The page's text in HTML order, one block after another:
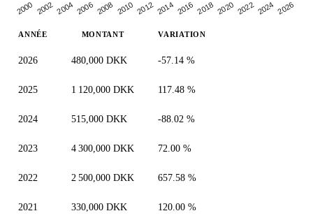
2000 2002 2004 2006 2008 2010 2012 2014 2016 2018 2020 2022 2024 2026
ANNÉE MONTANT VARIATION
2026 480,000 DKK -57.14 %
2025 1 120,000 DKK 117.48 %
2024 515,000 DKK -88.02 %
2023 4 300,000 DKK 72.00 %
2022 2 500,000 DKK 657.58 %
2021 330,000 DKK 120.00 %